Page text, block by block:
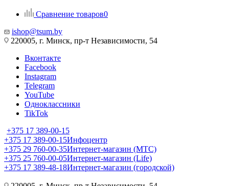
Сравнение товаров0
ishop@tsum.by
220005, г. Минск, пр-т Независимости, 54
Вконтакте
Facebook
Instagram
Telegram
YouTube
Одноклассники
TikTok
+375 17 389-00-15
+375 17 389-00-15Инфоцентр
+375 29 760-00-35Интернет-магазин (МТС)
+375 25 760-00-05Интернет-магазин (Life)
+375 17 389-48-18Интернет-магазин (городской)